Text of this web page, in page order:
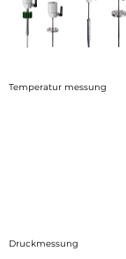
Temperatur messung
Druckmessung